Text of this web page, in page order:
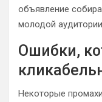
объявление
молодой аудитории.
Ошибки,
Некоторые